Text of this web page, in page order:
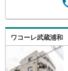
ワコーレ武蔵浦和